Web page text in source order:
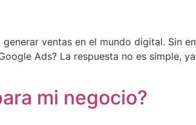
ventas en el mundo digital. Sin
Ads? La respuesta no es simple,
mi negocio?